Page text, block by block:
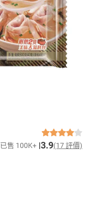
已售 100K+ 3.9(17 評價)